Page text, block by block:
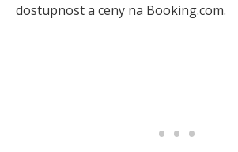
dostupnost a ceny na Booking.com.